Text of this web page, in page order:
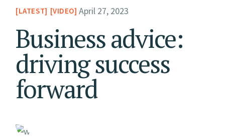
LATEST VIDEO April 27, 2023
Business advice:
driving success
forward